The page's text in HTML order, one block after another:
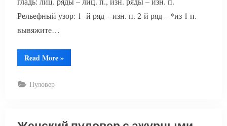
Рельефный узор: 1 -й ряд – изн. п. 2-й ряд – *из 1 п.
вывяжите…
Read More“Женский
вязаный
»
Пуловер